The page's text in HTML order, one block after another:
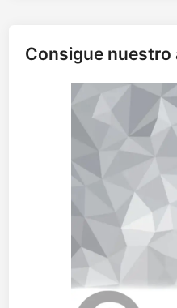
Consigue nuestro